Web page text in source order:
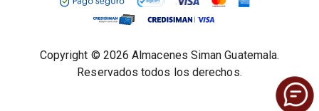
Política de Privacidad
Términos legales
Copyright © 2026 Almacenes Siman Guatemala.
Reservados todos los derechos.